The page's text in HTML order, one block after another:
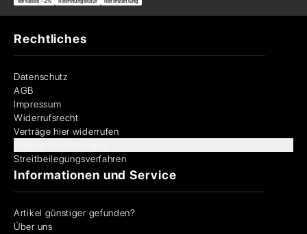
Rechtliches
Datenschutz
AGB
Impressum
Widerrufsrecht
Verträge hier widerrufen
Streitbeilegungsverfahren
Informationen und Service
Artikel günstiger gefunden?
Über uns